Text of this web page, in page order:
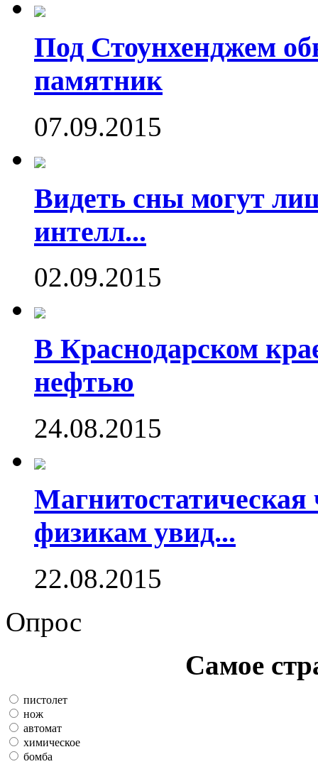
Под Стоунхенджем
памятник
07.09.2015
Видеть сны могут
интелл...
02.09.2015
В Краснодарском
нефтью
24.08.2015
Магнитостатическая
физикам увид...
22.08.2015
Опрос
Самое
пистолет
нож
автомат
химическое
бомба